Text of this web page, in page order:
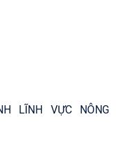
LĨNH VỰC NÔNG